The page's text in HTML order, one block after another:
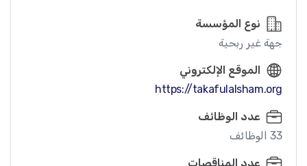
نوع المؤسسة
جهة غير ربحية
الموقع الإلكتروني
https://takafulalsham.org
عدد الوظائف
33 الوظائف
عدد المناقصات